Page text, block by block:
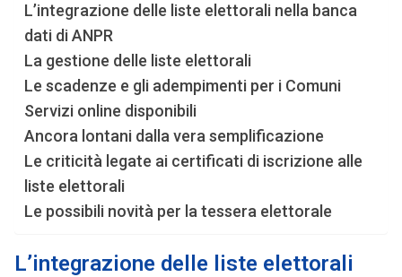
L’integrazione delle liste elettorali nella banca
dati di ANPR
La gestione delle liste elettorali
Le scadenze e gli adempimenti per i Comuni
Servizi online disponibili
Ancora lontani dalla vera semplificazione
Le criticità legate ai certificati di iscrizione alle
liste elettorali
Le possibili novità per la tessera elettorale
L’integrazione delle liste elettorali